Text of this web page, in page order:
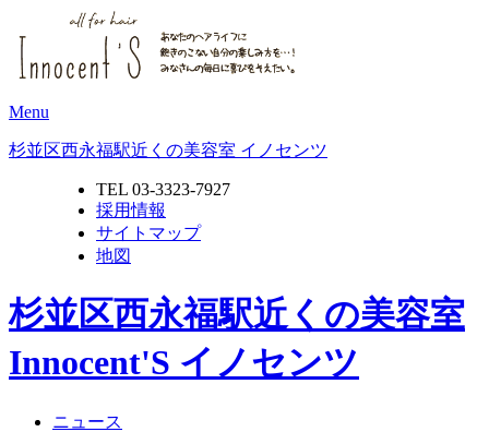
Menu
杉並区西永福駅近くの美容室 イノセンツ
TEL 03-3323-7927
採用情報
サイトマップ
地図
杉並区西永福駅近くの美容室
Innocent'S イノセンツ
ニュース